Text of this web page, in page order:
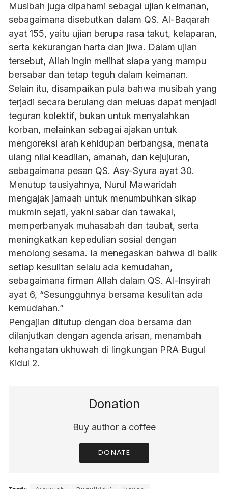
Musibah juga dipahami sebagai ujian keimanan,
sebagaimana disebutkan dalam QS. Al-Baqarah
ayat 155, yaitu ujian berupa rasa takut, kelaparan,
serta kekurangan harta dan jiwa. Dalam ujian
tersebut, Allah ingin melihat siapa yang mampu
bersabar dan tetap teguh dalam keimanan.
Selain itu, disampaikan pula bahwa musibah yang
terjadi secara berulang dan meluas dapat menjadi
teguran kolektif, bukan untuk menyalahkan
korban, melainkan sebagai ajakan untuk
mengoreksi arah kehidupan berbangsa, menata
ulang nilai keadilan, amanah, dan kejujuran,
sebagaimana pesan QS. Asy-Syura ayat 30.
Menutup tausiyahnya, Nurul Mawaridah
mengajak jamaah untuk menumbuhkan sikap
mukmin sejati, yakni sabar dan tawakal,
memperbanyak muhasabah dan taubat, serta
meningkatkan kepedulian sosial dengan
menolong sesama. Ia menegaskan bahwa di balik
setiap kesulitan selalu ada kemudahan,
sebagaimana firman Allah dalam QS. Al-Insyirah
ayat 6, “Sesungguhnya bersama kesulitan ada
kemudahan.”
Pengajian ditutup dengan doa bersama dan
dilanjutkan dengan agenda arisan, menambah
kehangatan ukhuwah di lingkungan PRA Bugul
Kidul 2.
Donation
Buy author a coffee
DONATE